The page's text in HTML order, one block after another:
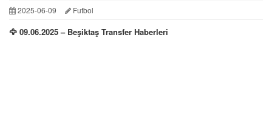
2025-06-09 Futbol
🦅 09.06.2025 – Beşiktaş Transfer Haberleri